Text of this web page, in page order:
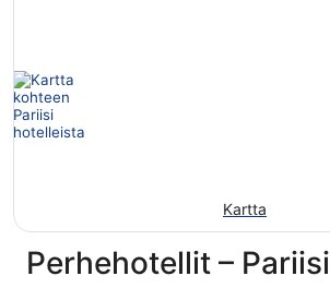
Kartta
Perhehotellit – Pariisi